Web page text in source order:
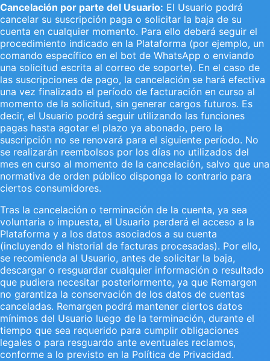
Cancelación por parte del Usuario: El Usuario podrá
cancelar su suscripción paga o solicitar la baja de su
cuenta en cualquier momento. Para ello deberá seguir el
procedimiento indicado en la Plataforma (por ejemplo, un
comando específico en el bot de WhatsApp o enviando
una solicitud escrita al correo de soporte). En el caso de
las suscripciones de pago, la cancelación se hará efectiva
una vez finalizado el período de facturación en curso al
momento de la solicitud, sin generar cargos futuros. Es
decir, el Usuario podrá seguir utilizando las funciones
pagas hasta agotar el plazo ya abonado, pero la
suscripción no se renovará para el siguiente período. No
se realizarán reembolsos por los días no utilizados del
mes en curso al momento de la cancelación, salvo que una
normativa de orden público disponga lo contrario para
ciertos consumidores.
Tras la cancelación o terminación de la cuenta, ya sea
voluntaria o impuesta, el Usuario perderá el acceso a la
Plataforma y a los datos asociados a su cuenta
(incluyendo el historial de facturas procesadas). Por ello,
se recomienda al Usuario, antes de solicitar la baja,
descargar o resguardar cualquier información o resultado
que pudiera necesitar posteriormente, ya que Remargen
no garantiza la conservación de los datos de cuentas
canceladas. Remargen podrá mantener ciertos datos
mínimos del Usuario luego de la terminación, durante el
tiempo que sea requerido para cumplir obligaciones
legales o para resguardo ante eventuales reclamos,
conforme a lo previsto en la Política de Privacidad.